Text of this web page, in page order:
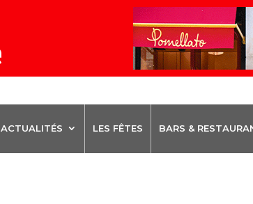
ACTUALITÉS LES FÊTES BARS &